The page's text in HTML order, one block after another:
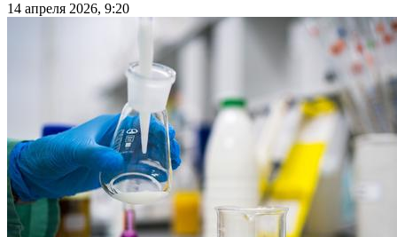
14 апреля 2026, 9:20